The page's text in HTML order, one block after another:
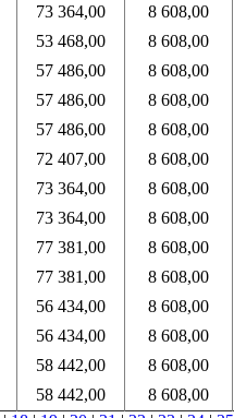
73 364,00 8 608,00
53 468,00 8 608,00
57 486,00 8 608,00
57 486,00 8 608,00
57 486,00 8 608,00
72 407,00 8 608,00
73 364,00 8 608,00
73 364,00 8 608,00
77 381,00 8 608,00
77 381,00 8 608,00
56 434,00 8 608,00
56 434,00 8 608,00
58 442,00 8 608,00
58 442,00 8 608,00